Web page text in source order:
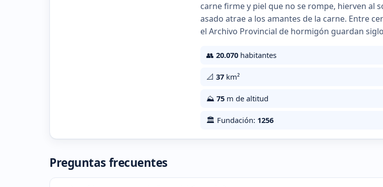
carne firme y piel que no se rompe, hierven al
asado atrae a los amantes de la carne. Entre
el Archivo Provincial de hormigón guardan
👥 20.070 habitantes
📐 37 km²
⛰️ 75 m de altitud
🏛️ Fundación: 1256
Preguntas frecuentes